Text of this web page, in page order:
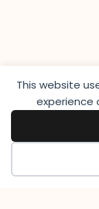
This website
experience